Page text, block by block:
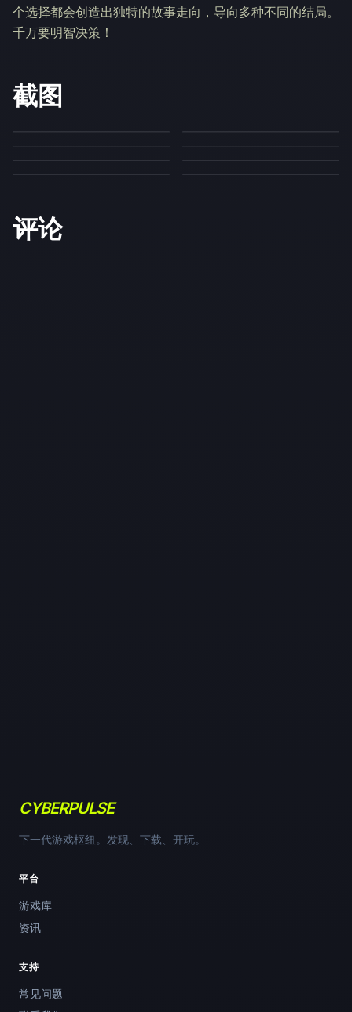
个选择都会创造出独特的故事走向，导向多种不同的结局。
千万要明智决策！
截图
评论
CYBERPULSE
下一代游戏枢纽。发现、下载、开玩。
平台
游戏库
资讯
支持
常见问题